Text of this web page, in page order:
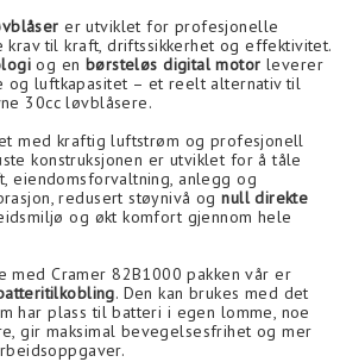
er utviklet for profesjonelle
krav til kraft, driftssikkerhet og effektivitet.
og en børsteløs digital motor leverer
og luftkapasitet – et reelt alternativ til
30cc løvblåsere.
med kraftig luftstrøm og profesjonell
konstruksjonen er utviklet for å tåle
eiendomsforvaltning, anlegg og
redusert støynivå ognull direkte
og økt komfort gjennom hele
med Cramer 82B1000 pakken vår er
. Den kan brukes med det
har plass til batteri i egen lomme, noe
gir maksimal bevegelsesfrihet og mer